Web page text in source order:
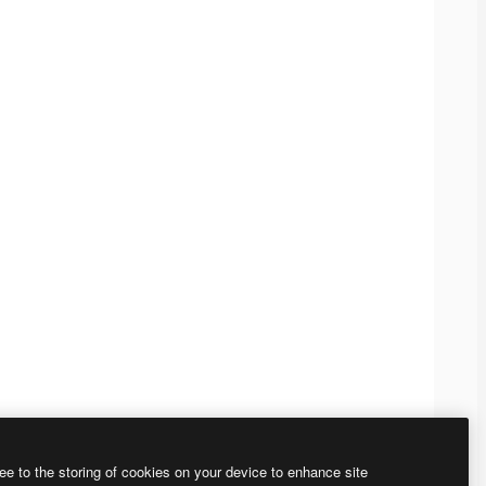
to the storing of cookies on your device to enhance site